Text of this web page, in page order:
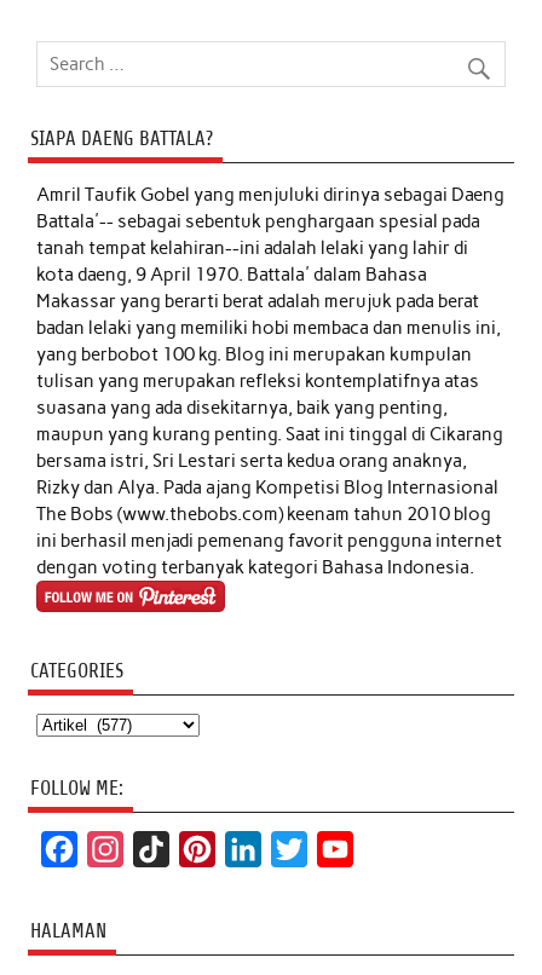
SIAPA DAENG BATTALA?
Amril Taufik Gobelyang menjuluki dirinya sebagai Daeng
Battala'-- sebagai sebentuk penghargaan spesial pada
tanah tempat kelahiran--ini adalah lelaki yang lahir di
kota daeng, 9 April 1970. Battala' dalam Bahasa
Makassar yang berarti berat adalah merujuk pada berat
badan lelaki yang memiliki hobi membaca dan menulis ini,
yang berbobot 100 kg. Blog ini merupakan kumpulan
tulisan yang merupakan refleksi kontemplatifnya atas
suasana yang ada disekitarnya, baik yang penting,
maupun yang kurang penting. Saat ini tinggal di Cikarang
bersama istri, Sri Lestari serta kedua orang anaknya,
Rizky dan Alya. Pada ajang Kompetisi Blog Internasional
The Bobs (www.thebobs.com) keenam tahun 2010 blog
ini berhasil menjadi pemenang favorit pengguna internet
dengan voting terbanyak kategori Bahasa Indonesia.
CATEGORIES
Categories
FOLLOW ME:
c
e
t
T
t
k
t
T
HALAMAN